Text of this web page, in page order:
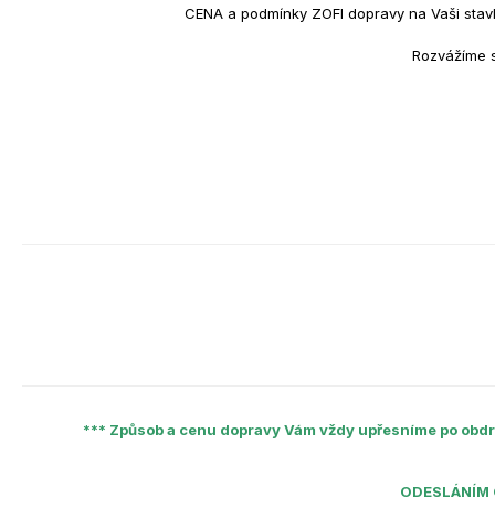
CENA a podmínky ZOFI dopravy na Vaši
Rozvážíme
*** Způsob a cenu dopravy Vám vždy upřesníme po
ODESLÁNÍM